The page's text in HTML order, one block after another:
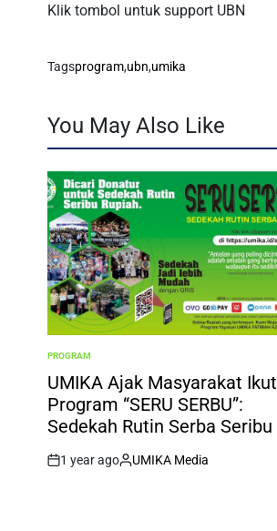
Klik tombol untuk support UBN
Tagsprogram,ubn,umika
You May Also Like
POSTED
IN
PROGRAM
UMIKA Ajak Masyarakat Ikut
Program “SERU SERBU”:
Sedekah Rutin Serba Seribu
on
1 year ago
Posted
UMIKA Media